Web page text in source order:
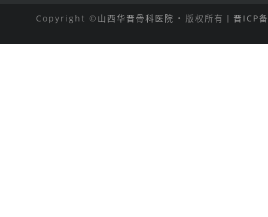
Copyright © 山西华晋骨科医院 • 版权所有丨 晋ICP